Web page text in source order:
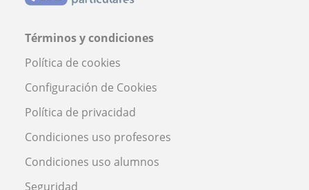
Términos y condiciones
Política de cookies
Configuración de Cookies
Política de privacidad
Condiciones uso profesores
Condiciones uso alumnos
Seguridad